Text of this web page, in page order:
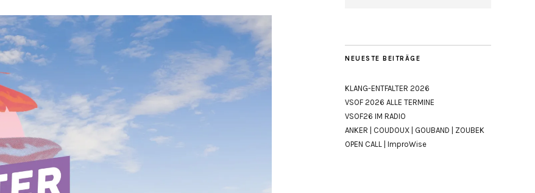
NEUESTE BEITRÄGE
KLANG-ENTFALTER 2026
VSOF 2026 ALLE TERMINE
VSOF26 IM RADIO
ANKER | COUDOUX | GOUBAND | ZOUBEK
OPEN CALL | ImproWise